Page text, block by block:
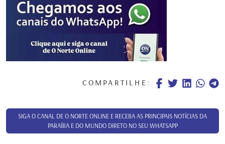
COMPARTILHE:
SIGA O CANAL DE O NORTE ONLINE E RECEBA AS PRINCIPAIS NOTÍCIAS DA
PARAÍBA E DO MUNDO DIRETO NO SEU WHATSAPP